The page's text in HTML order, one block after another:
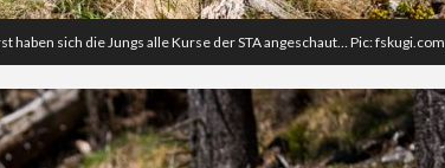
sich die Jungs alle Kurse der STA angeschaut… Pic: fskugi.com